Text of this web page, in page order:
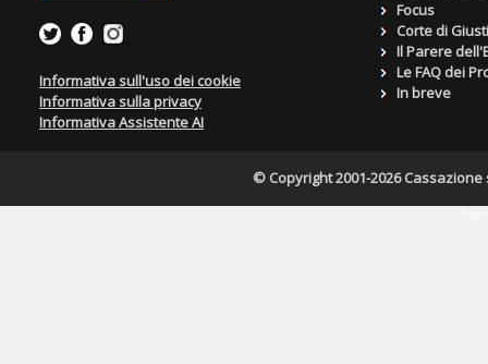
Informativa sull'uso dei cookie
Informativa sulla privacy
Informativa Assistente AI
Focus
Corte di
Il Parere
Le FAQ dei
In breve
© Copyright 2001-2026 Cassazione